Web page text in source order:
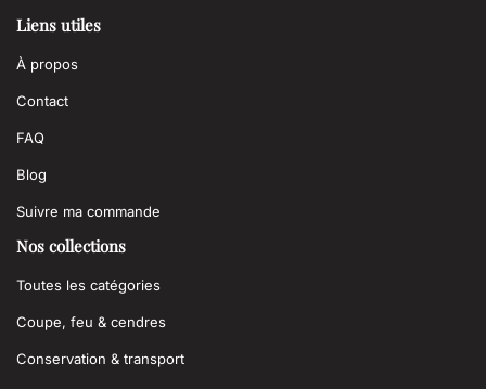
Liens utiles
À propos
Contact
FAQ
Blog
Suivre ma commande
Nos collections
Toutes les catégories
Coupe, feu & cendres
Conservation & transport